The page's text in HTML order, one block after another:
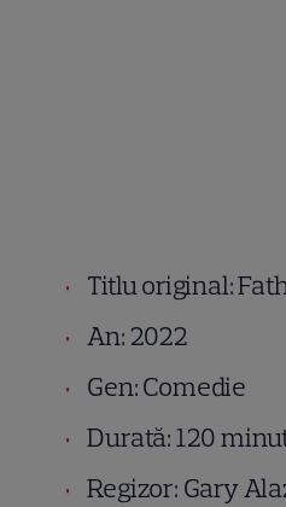
Titlu original:
An: 2022
Gen: Comedie
Durată: 120
Regizor: Gary